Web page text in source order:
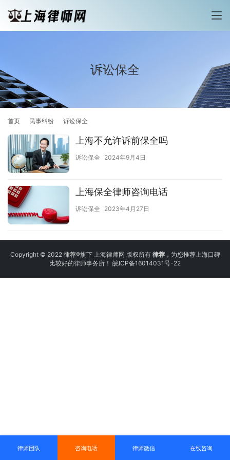
诉讼保全
首页 民事纠纷 诉讼保全
上海不允许诉前保全吗
诉讼保全 2024年9月4日
上海保全律师咨询电话
诉讼保全 2023年4月27日
Copyright © 2022 律荐®旗下 上海律师网 版权所有 律荐，为您推荐上海口碑
比较好的律师事务所！ 皖ICP备16014031号-22
律师团队 咨询电话 律师微信 在线咨询